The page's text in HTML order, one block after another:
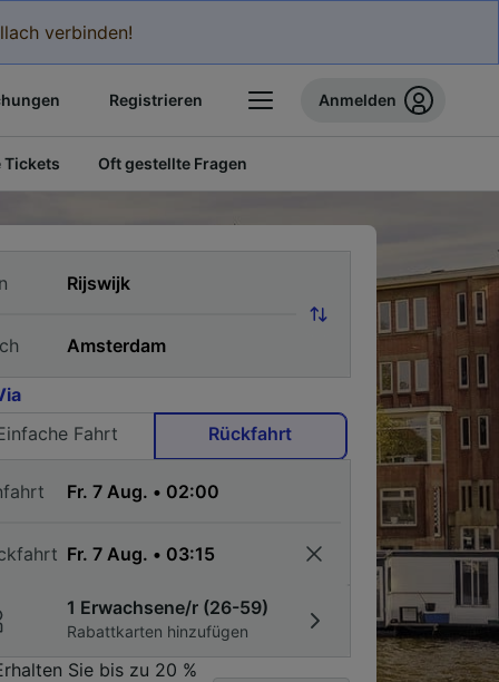
verbinden!
Registrieren Anmelden
Tickets Oft gestellte Fragen
Fahrt
Rückfahrt
1 Erwachsene/r (26-59)
Rabattkarten hinzufügen
Sie bis zu 20 %